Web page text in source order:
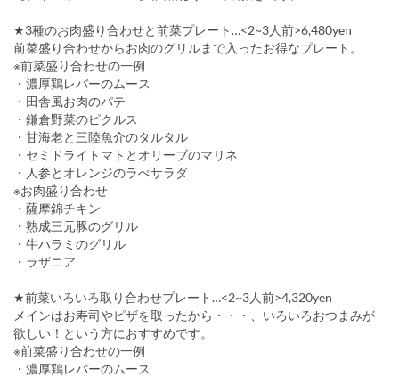
★3種のお肉盛り合わせと前菜プレート…<2~3人前>6,480yen
前菜盛り合わせからお肉のグリルまで入ったお得なプレート。
※前菜盛り合わせの一例
・濃厚鶏レバーのムース
・田舎風お肉のパテ
・鎌倉野菜のピクルス
・甘海老と三陸魚介のタルタル
・セミドライトマトとオリーブのマリネ
・人参とオレンジのラぺサラダ
※お肉盛り合わせ
・薩摩錦チキン
・熟成三元豚のグリル
・牛ハラミのグリル
・ラザニア
★前菜いろいろ取り合わせプレート…<2~3人前>4,320yen
メインはお寿司やピザを取ったから・・・、いろいろおつまみが
欲しい！という方におすすめです。
※前菜盛り合わせの一例
・濃厚鶏レバーのムース